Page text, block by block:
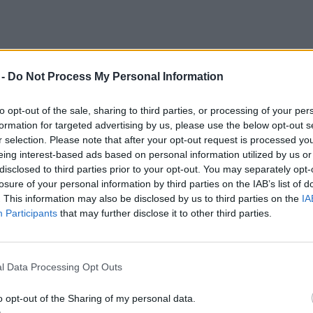
Do Not Process My Personal Information
opt-out of the sale, sharing to third parties, or processing of your
for targeted advertising by us, please use the below opt-out
selection. Please note that after your opt-out request is processed
interest-based ads based on personal information utilized by us
to third parties prior to your opt-out. You may separately
of your personal information by third parties on the IAB’s list of
This information may also be disclosed by us to third parties on the
Participants that may further disclose it to other third parties.
Data Processing Opt Outs
opt-out of the Sharing of my personal data.
Nagy István kifejtette, a mézek
szóló tanácsi irányelv szabályozza.
származási országot, ahol a mézet
származó mézkeverék esetében
országok feltüntetése, elég azt
n kívüli országokból vagy éppen EU-
származó mézkeverék.
tapasztalatai alapján a valós
alkalmazzák, mivel az egyre
váltak az élelmiszer származási